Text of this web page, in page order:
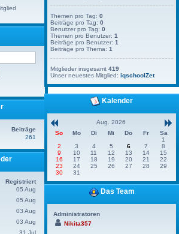
Beiträge
261
Registriert
05 Aug
05 Aug
03 Aug
03 Aug
31 Jul
Themen pro Tag:0
Beiträge pro Tag:0
Benutzer pro Tag:0
Themen pro Benutzer:1
Beiträge pro Benutzer:1
Beiträge pro Thema:1
Mitglieder insgesamt419
Unser neuestes Mitglied:iqschoolZet
Kalender
Aug. 2026
So
Mo Di Mi Do Fr
Sa
1
2
3 4 5 6 7
8
9
10 11 12 13 14
15
16
17 18 19 20 21
22
23
24 25 26 27 28
29
30
31
Das Team
Administratoren
Nikita357